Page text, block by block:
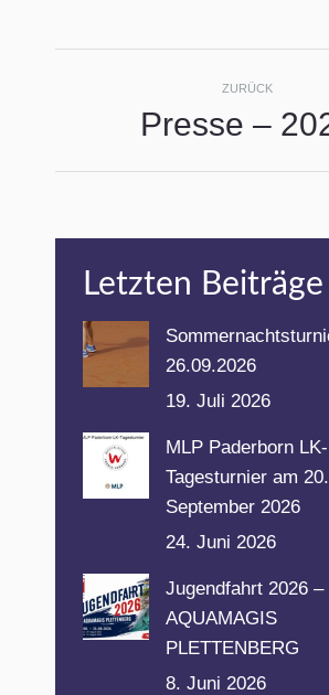
Navigation
ZURÜCK
Presse –
Letzten Beiträge
26.09.2026
19. Juli 2026
MLP Paderborn LK-
Tagesturnier am 20.
September 2026
24. Juni 2026
Jugendfahrt 2026 –
AQUAMAGIS
PLETTENBERG
8. Juni 2026